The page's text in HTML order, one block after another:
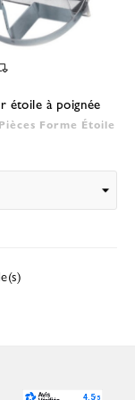
étoile à poignée
Forme Étoile